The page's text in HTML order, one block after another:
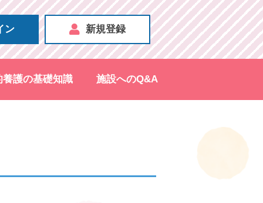
ン 新規登録
養護の基礎知識 施設へのQ&A